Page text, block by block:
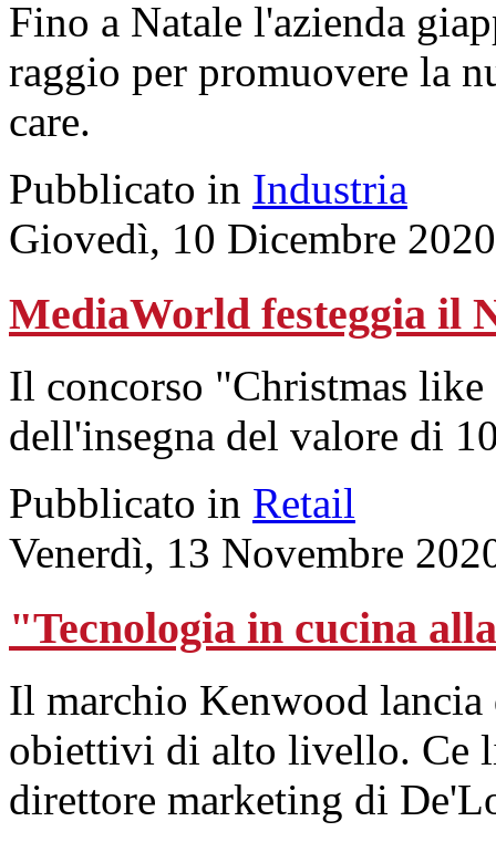
Fino a Natale l'azienda
raggio per promuovere la
care.
Pubblicato in Industria
Giovedì, 10 Dicembre
MediaWorld festeggia il
Il concorso "Christmas
dell'insegna del valore di
Pubblicato in Retail
Venerdì, 13 Novembre
"Tecnologia in cucina
Il marchio Kenwood lancia
obiettivi di alto livello. Ce
direttore marketing di